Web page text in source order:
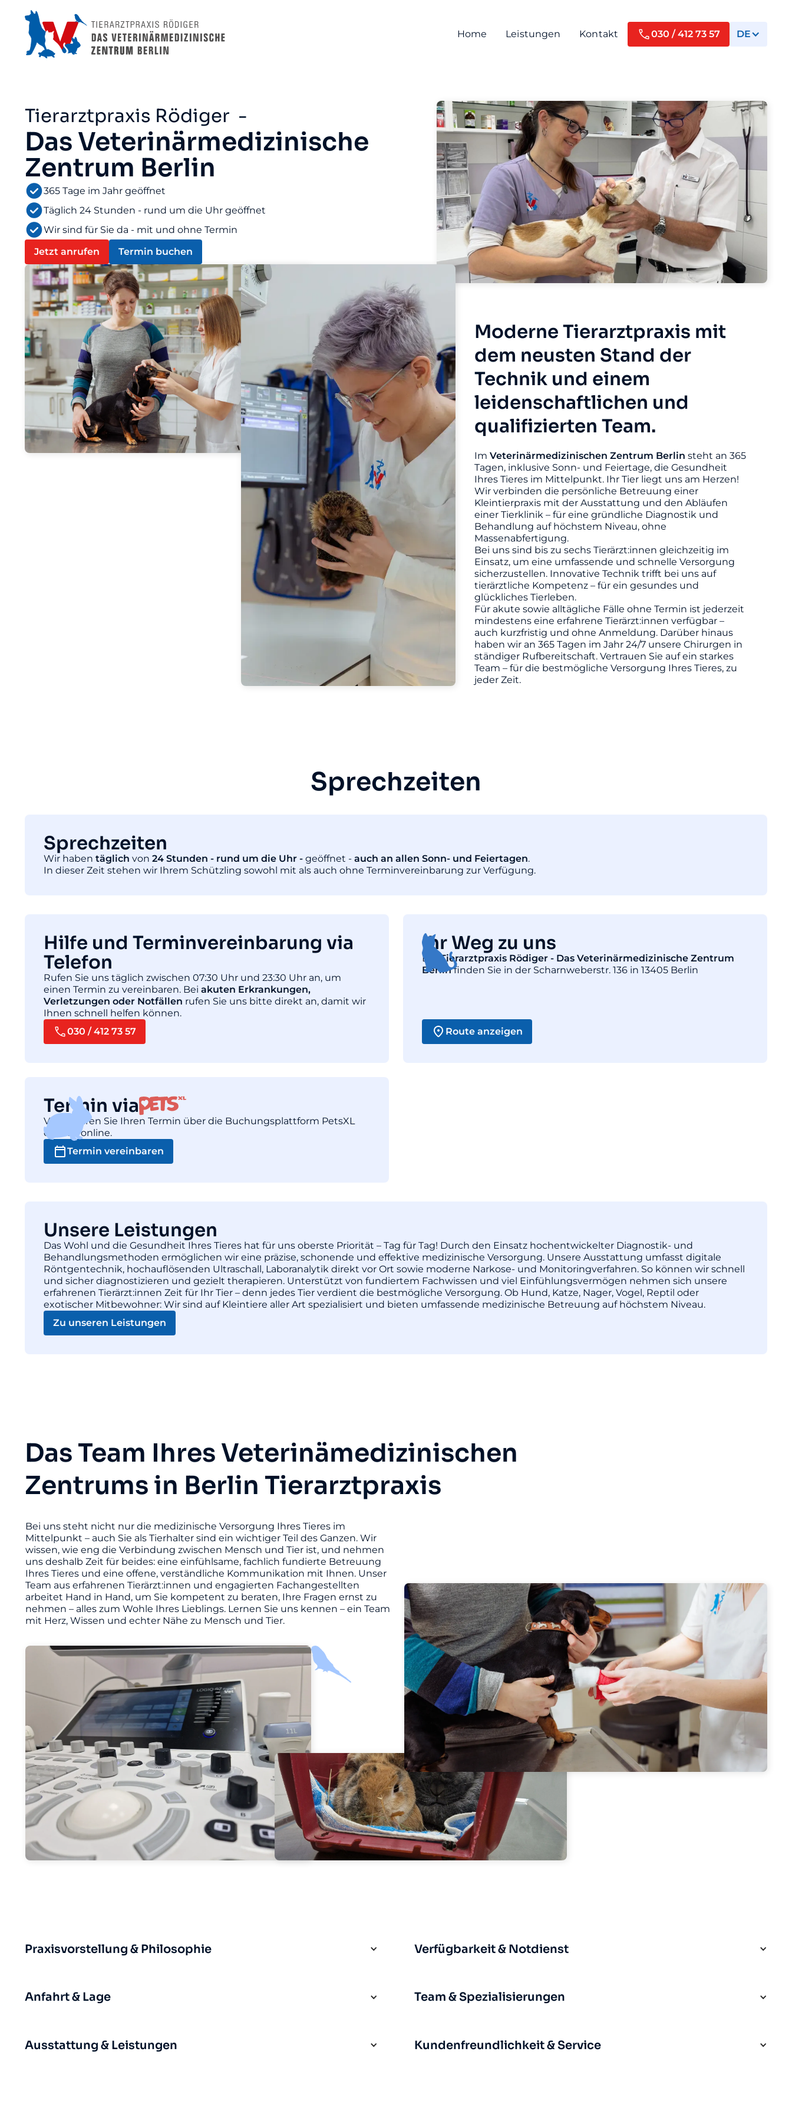
Home Leistungen Kontakt 030 / 412 73 57 DE
Tierarztpraxis Rödiger -
Das Veterinärmedizinische
Zentrum Berlin
365 Tage im Jahr geöffnet
Täglich 24 Stunden - rund um die Uhr geöffnet
Wir sind für Sie da - mit und ohne Termin
Jetzt anrufen
Termin buchen
Moderne Tierarztpraxis mit
dem neusten Stand der
Technik und einem
leidenschaftlichen und
qualifizierten Team.
Im Veterinärmedizinischen Zentrum Berlin steht an 365
Tagen, inklusive Sonn- und Feiertage, die Gesundheit
Ihres Tieres im Mittelpunkt. Ihr Tier liegt uns am Herzen!
Wir verbinden die persönliche Betreuung einer
Kleintierpraxis mit der Ausstattung und den Abläufen
einer Tierklinik – für eine gründliche Diagnostik und
Behandlung auf höchstem Niveau, ohne
Massenabfertigung.
Bei uns sind bis zu sechs Tierärzt:innen gleichzeitig im
Einsatz, um eine umfassende und schnelle Versorgung
sicherzustellen. Innovative Technik trifft bei uns auf
tierärztliche Kompetenz – für ein gesundes und
glückliches Tierleben.
Für akute sowie alltägliche Fälle ohne Termin ist jederzeit
mindestens eine erfahrene Tierärzt:innen verfügbar –
auch kurzfristig und ohne Anmeldung. Darüber hinaus
haben wir an 365 Tagen im Jahr 24/7 unsere Chirurgen in
ständiger Rufbereitschaft. Vertrauen Sie auf ein starkes
Team – für die bestmögliche Versorgung Ihres Tieres, zu
jeder Zeit.
Sprechzeiten
Sprechzeiten
Wir haben täglich von 24 Stunden - rund um die Uhr - geöffnet - auch an allen Sonn- und Feiertagen.
In dieser Zeit stehen wir Ihrem Schützling sowohl mit als auch ohne Terminvereinbarung zur Verfügung.
Hilfe und Terminvereinbarung via
Telefon
Rufen Sie uns täglich zwischen 07:30 Uhr und 23:30 Uhr an, um
einen Termin zu vereinbaren. Bei akuten Erkrankungen,
Verletzungen oder Notfällen rufen Sie uns bitte direkt an, damit wir
Ihnen schnell helfen können.
030 / 412 73 57
Ihr Weg zu uns
Die
Tierarztpraxis Rödiger - Das Veterinärmedizinische Zentrum
Berlinfinden Sie in der Scharnweberstr. 136 in 13405 Berlin
Route anzeigen
Termin via
Vereinbaren Sie Ihren Termin über die Buchungsplattform PetsXL
einfach online.
Termin vereinbaren
Unsere Leistungen
Das Wohl und die Gesundheit Ihres Tieres hat für uns oberste Priorität – Tag für Tag! Durch den Einsatz hochentwickelter Diagnostik- und
Behandlungsmethoden ermöglichen wir eine präzise, schonende und effektive medizinische Versorgung. Unsere Ausstattung umfasst digitale
Röntgentechnik, hochauflösenden Ultraschall, Laboranalytik direkt vor Ort sowie moderne Narkose- und Monitoringverfahren. So können wir schnell
und sicher diagnostizieren und gezielt therapieren. Unterstützt von fundiertem Fachwissen und viel Einfühlungsvermögen nehmen sich unsere
erfahrenen Tierärzt:innen Zeit für Ihr Tier – denn jedes Tier verdient die bestmögliche Versorgung. Ob Hund, Katze, Nager, Vogel, Reptil oder
exotischer Mitbewohner: Wir sind auf Kleintiere aller Art spezialisiert und bieten umfassende medizinische Betreuung auf höchstem Niveau.
Zu unseren Leistungen
Das Team Ihres Veterinämedizinischen
Zentrums in Berlin Tierarztpraxis
Bei uns steht nicht nur die medizinische Versorgung Ihres Tieres im
Mittelpunkt – auch Sie als Tierhalter sind ein wichtiger Teil des Ganzen. Wir
wissen, wie eng die Verbindung zwischen Mensch und Tier ist, und nehmen
uns deshalb Zeit für beides: eine einfühlsame, fachlich fundierte Betreuung
Ihres Tieres und eine offene, verständliche Kommunikation mit Ihnen. Unser
Team aus erfahrenen Tierärzt:innen und engagierten Fachangestellten
arbeitet Hand in Hand, um Sie kompetent zu beraten, Ihre Fragen ernst zu
nehmen – alles zum Wohle Ihres Lieblings. Lernen Sie uns kennen – ein Team
mit Herz, Wissen und echter Nähe zu Mensch und Tier.
Praxisvorstellung & Philosophie Verfügbarkeit & Notdienst
Anfahrt & Lage Team & Spezialisierungen
Ausstattung & Leistungen Kundenfreundlichkeit & Service